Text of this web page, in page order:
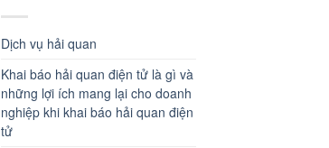
Dịch vụ hải quan
Khai báo hải quan điện tử là gì và
những lợi ích mang lại cho doanh
nghiệp khi khai báo hải quan điện
tử